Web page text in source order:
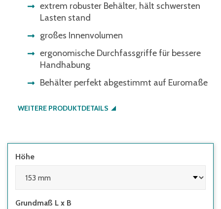
extrem robuster Behälter, hält schwersten
Lasten stand
großes Innenvolumen
ergonomische Durchfassgriffe für bessere
Handhabung
Behälter perfekt abgestimmt auf Euromaße
WEITERE PRODUKTDETAILS
Höhe
Grundmaß L x B